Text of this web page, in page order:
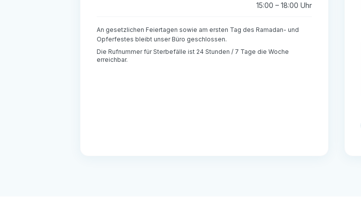
15:00 – 18:00 Uhr
An gesetzlichen Feiertagen sowie am ersten Tag des Ramadan- und
Opferfestes bleibt unser Büro geschlossen.
Die Rufnummer für Sterbefälle ist 24 Stunden / 7 Tage die Woche
erreichbar.